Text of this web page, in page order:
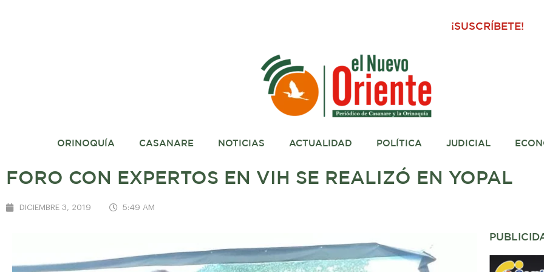
¡SUSCRÍBETE!
ORINOQUÍA CASANARE NOTICIAS ACTUALIDAD POLÍTICA JUDICIAL
FORO CON EXPERTOS EN VIH SE REALIZÓ EN YOPAL
DICIEMBRE 3, 2019 5:49 AM